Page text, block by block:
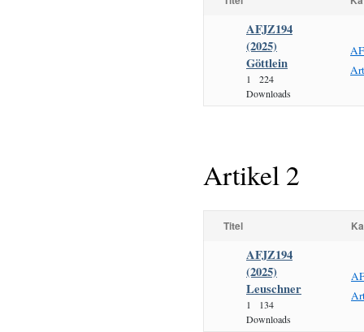
AFJZ194
(2025)
Göttlein
1
224
Downloads
Artikel 2
Titel
AFJZ194
(2025)
Leuschner
1
134
Downloads